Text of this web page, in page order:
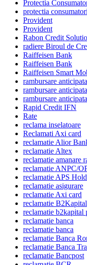
Protectia
protectia
Provident
Provident
Rabon Credit
radiere Biroul de
Raiffeisen Bank
Raiffeisen Bank
Raiffeisen Smart
rambursare anticipata
rambursare
rambursare
Rapid Credit IFN
Rate
reclama inselatoare
Reclamati Axi card
reclamatie Alior
reclamatie Altex
reclamatie amanare
reclamatie ANPC/
reclamatie APS
reclamatie asigurare
reclamatie Axi card
reclamatie B2Kapital
reclamatie b2kapital
reclamatie banca
reclamatie banca
reclamatie Banca
reclamatie Banca
reclamatie Bancpost